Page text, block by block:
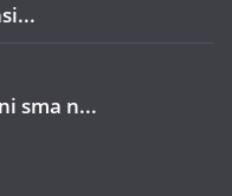
sma n...